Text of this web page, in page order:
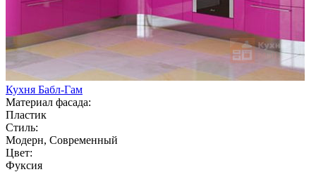
Кухня Бабл-Гам
Материал фасада:
Пластик
Стиль:
Модерн, Современный
Цвет:
Фуксия